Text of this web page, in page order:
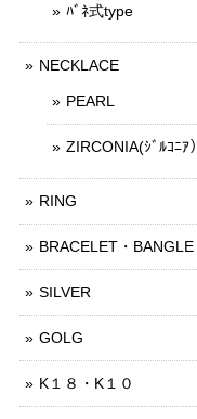
ﾊﾞﾈ式type
NECKLACE
PEARL
ZIRCONIA(ｼﾞﾙｺﾆｱ）
RING
BRACELET・BANGLE
SILVER
GOLG
K１８・K１０